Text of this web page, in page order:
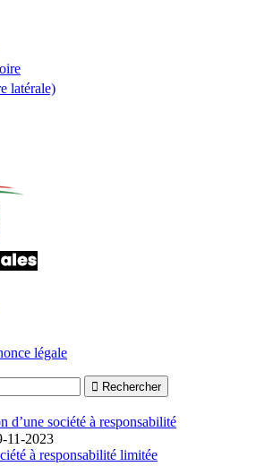
latérale)
légale
Rechercher
d’une société à responsabilité
11-2023
à responsabilité limitée